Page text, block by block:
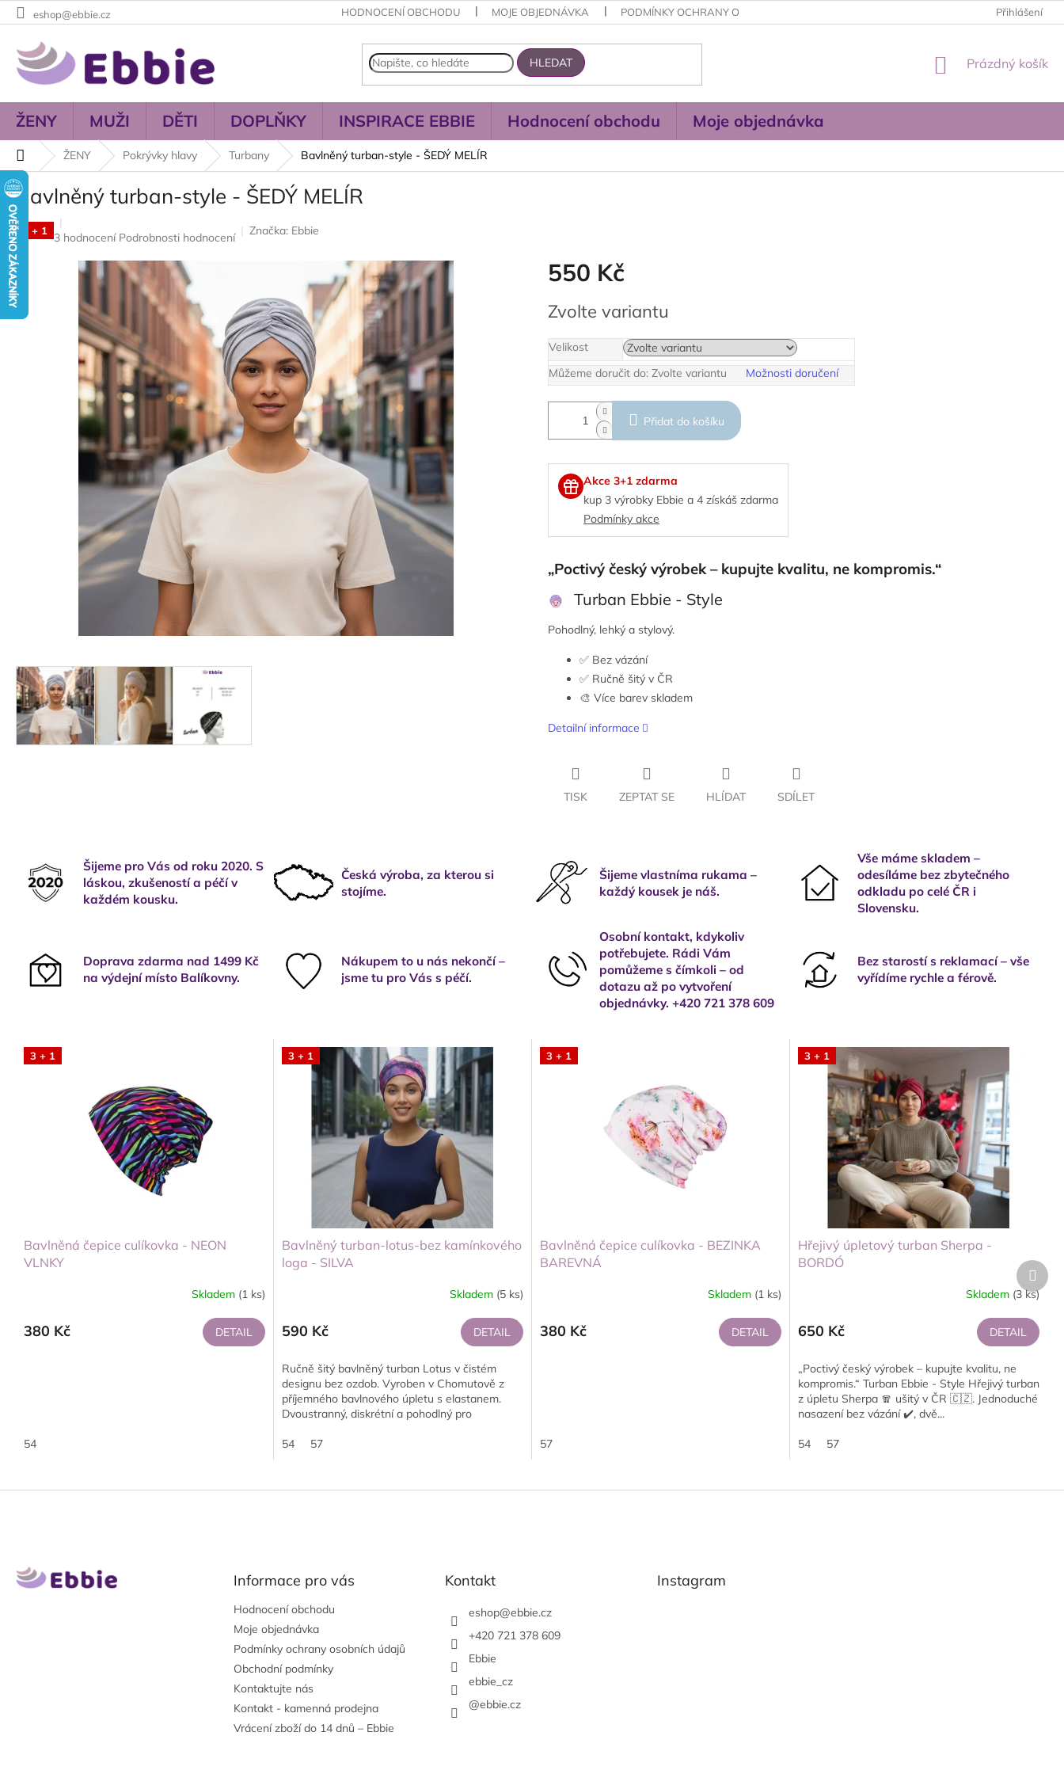
Přejít
na
eshop@ebbie.cz HODNOCENÍ OBCHODU MOJE OBJEDNÁVKA PODMÍNKY OCHRANY OSOBNÍCH ÚDAJŮ Přihlášení
HLEDAT
NÁKUPNÍ
Prázdný košík
ŽENY MUŽI DĚTI DOPLŇKY INSPIRACE EBBIE Hodnocení obchodu Moje objednávka
Domů ŽENY Pokrývky hlavy Turbany Bavlněný turban-style - ŠEDÝ MELÍR
Bavlněný turban-style - ŠEDÝ MELÍR
3 + 1 Průměrné
produktu
hvězdiček.
3 hodnocení Podrobnosti hodnocení
Značka: Ebbie
550 Kč
cena:
Zvolte variantu
Velikost
Můžeme doručit do: Zvolte variantu Možnosti doručení
Přidat do košíku
Akce 3+1 zdarma
kup 3 výrobky Ebbie a 4 získáš zdarma
Podmínky akce
„Poctivý český výrobek – kupujte kvalitu, ne kompromis.“
Turban Ebbie - Style
Pohodlný, lehký a stylový.
✅ Bez vázání
✅ Ručně šitý v ČR
🎨 Více barev skladem
Detailní informace
TISK ZEPTAT SE HLÍDAT SDÍLET
Šijeme pro Vás od roku 2020. S
láskou, zkušeností a péčí v
každém kousku.
Česká výroba, za kterou si
stojíme.
Šijeme vlastníma rukama –
každý kousek je náš.
Vše máme skladem –
odesíláme bez zbytečného
odkladu po celé ČR i
Slovensku.
Doprava zdarma nad 1499 Kč
na výdejní místo Balíkovny.
Nákupem to u nás nekončí –
jsme tu pro Vás s péčí.
Osobní kontakt, kdykoliv
potřebujete. Rádi Vám
pomůžeme s čímkoli – od
dotazu až po vytvoření
objednávky. +420 721 378 609
Bez starostí s reklamací – vše
vyřídíme rychle a férově.
3 + 1
Bavlněná čepice culíkovka - NEON
VLNKY
Skladem (1 ks)
380 Kč DETAIL
54
3 + 1
Bavlněný turban-lotus-bez kamínkového
loga - SILVA
Skladem (5 ks)
590 Kč DETAIL
Ručně šitý bavlněný turban Lotus v čistém
designu bez ozdob. Vyroben v Chomutově z
příjemného bavlnového úpletu s elastanem.
Dvoustranný, diskrétní a pohodlný pro
54
57
3 + 1
Bavlněná čepice culíkovka - BEZINKA
BAREVNÁ
Skladem (1 ks)
380 Kč DETAIL
57
3 + 1
Hřejivý úpletový turban Sherpa -
BORDÓ
Skladem (3 ks)
650 Kč DETAIL
„Poctivý český výrobek – kupujte kvalitu, ne
kompromis.“ Turban Ebbie - Style Hřejivý turban
z úpletu Sherpa 🧣 ušitý v ČR 🇨🇿. Jednoduché
nasazení bez vázání ✔️, dvě...
54 57
Další
Z
Informace pro vás
Hodnocení obchodu
Moje objednávka
Podmínky ochrany osobních údajů
Obchodní podmínky
Kontaktujte nás
Kontakt - kamenná prodejna
Vrácení zboží do 14 dnů – Ebbie
Kontakt
eshop@ebbie.cz
+420 721 378 609
Ebbie
ebbie_cz
@ebbie.cz
Instagram